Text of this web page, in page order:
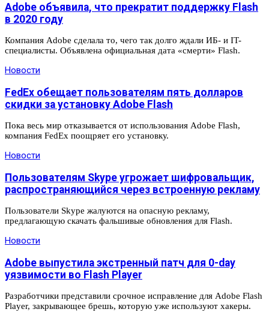
Adobe объявила, что прекратит поддержку Flash
в 2020 году
Компания Adobe сделала то, чего так долго ждали ИБ- и IT-
специалисты. Объявлена официальная дата «смерти» Flash.
Новости
FedEx обещает пользователям пять долларов
скидки за установку Adobe Flash
Пока весь мир отказывается от использования Adobe Flash,
компания FedEx поощряет его установку.
Новости
Пользователям Skype угрожает шифровальщик,
распространяющийся через встроенную рекламу
Пользователи Skype жалуются на опасную рекламу,
предлагающую скачать фальшивые обновления для Flash.
Новости
Adobe выпустила экстренный патч для 0-day
уязвимости во Flash Player
Разработчики представили срочное исправление для Adobe Flash
Player, закрывающее брешь, которую уже используют хакеры.